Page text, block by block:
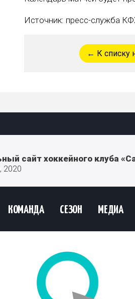
Источник: пресс-служба
← К списку
сайт хоккейного клуба
2020
КОМАНДА СЕЗОН МЕДИА